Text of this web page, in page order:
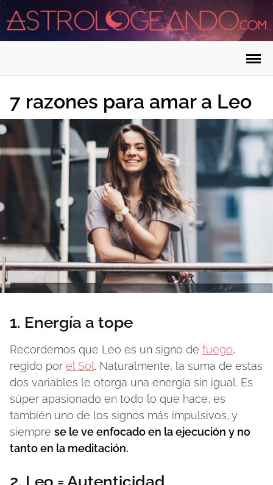
Saltar
al
contenido
7 razones para amar a Leo
1. Energía a tope
Recordemos que Leo es un signo de fuego,
regido por el Sol. Naturalmente, la suma de estas
dos variables le otorga una energía sin igual. Es
súper apasionado en todo lo que hace, es
también uno de los signos más impulsivos, y
siempre se le ve enfocado en la ejecución y no
tanto en la meditación.